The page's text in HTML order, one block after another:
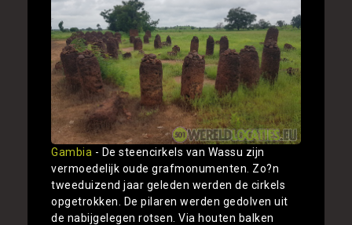
Gambia - De steencirkels van Wassu zijn
vermoedelijk oude grafmonumenten. Zo?n
tweeduizend jaar geleden werden de cirkels
opgetrokken. De pilaren werden gedolven uit
de nabijgelegen rotsen. Via houten balken